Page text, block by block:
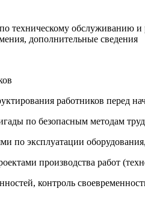
техническому обслуживанию и
дополнительные сведения
работников перед
по безопасным методам
по эксплуатации
производства работ
контроль